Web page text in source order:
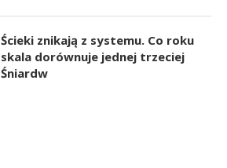
Ścieki znikają z systemu. Co roku
skala dorównuje jednej trzeciej
Śniardw